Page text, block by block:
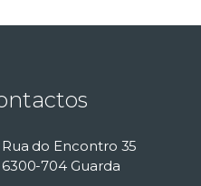
Rua do Encontro 35
6300-704 Guarda